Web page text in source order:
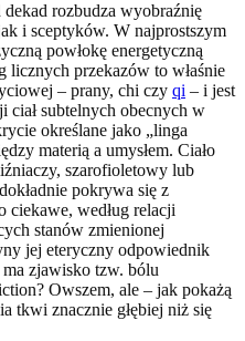
rozbudza wyobraźnię
i sceptyków. W najprostszym
powłokę energetyczną
licznych przekazów to właśnie
– prany, chi czy qi – i jest
ciał subtelnych obecnych w
określane jako „linga
materią a umysłem. Ciało
szarofioletowy lub
pokrywa się z
ciekawe, według relacji
stanów zmienionej
jej eteryczny odpowiednik
ma zjawisko tzw. bólu
Owszem, ale – jak pokażą
tkwi znacznie głębiej niż się